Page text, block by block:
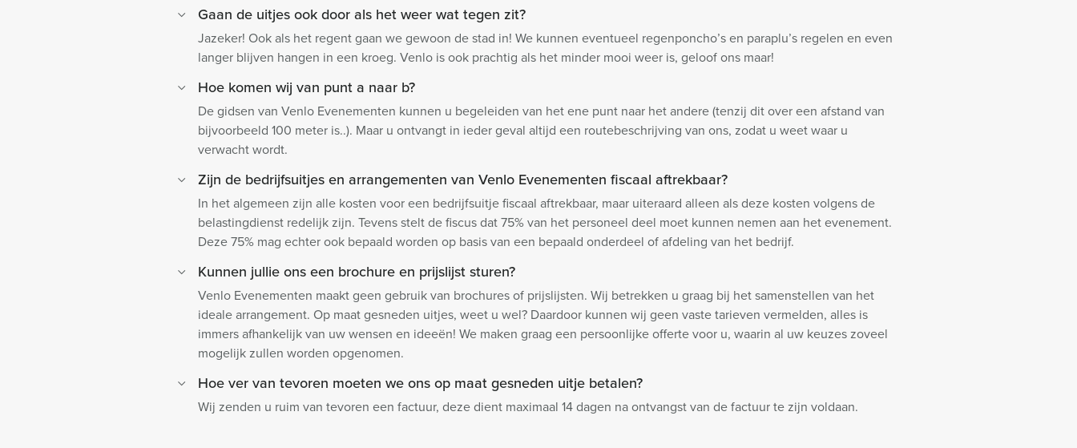
Gaan de uitjes ook door als het weer wat tegen zit?
Jazeker! Ook als het regent gaan we gewoon de stad in! We kunnen eventueel regenponcho’s en paraplu’s regelen en even
langer blijven hangen in een kroeg. Venlo is ook prachtig als het minder mooi weer is, geloof ons maar!
Hoe komen wij van punt a naar b?
De gidsen van Venlo Evenementen kunnen u begeleiden van het ene punt naar het andere (tenzij dit over een afstand van
bijvoorbeeld 100 meter is..). Maar u ontvangt in ieder geval altijd een routebeschrijving van ons, zodat u weet waar u
verwacht wordt.
Zijn de bedrijfsuitjes en arrangementen van Venlo Evenementen fiscaal aftrekbaar?
In het algemeen zijn alle kosten voor een bedrijfsuitje fiscaal aftrekbaar, maar uiteraard alleen als deze kosten volgens de
belastingdienst redelijk zijn. Tevens stelt de fiscus dat 75% van het personeel deel moet kunnen nemen aan het evenement.
Deze 75% mag echter ook bepaald worden op basis van een bepaald onderdeel of afdeling van het bedrijf.
Kunnen jullie ons een brochure en prijslijst sturen?
Venlo Evenementen maakt geen gebruik van brochures of prijslijsten. Wij betrekken u graag bij het samenstellen van het
ideale arrangement. Op maat gesneden uitjes, weet u wel? Daardoor kunnen wij geen vaste tarieven vermelden, alles is
immers afhankelijk van uw wensen en ideeën! We maken graag een persoonlijke offerte voor u, waarin al uw keuzes zoveel
mogelijk zullen worden opgenomen.
Hoe ver van tevoren moeten we ons op maat gesneden uitje betalen?
Wij zenden u ruim van tevoren een factuur, deze dient maximaal 14 dagen na ontvangst van de factuur te zijn voldaan.